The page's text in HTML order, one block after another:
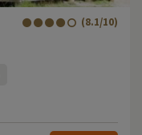
(8.1/10)